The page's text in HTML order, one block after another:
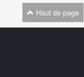
Haut de page